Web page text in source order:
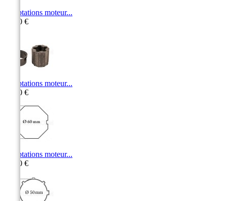
Adaptations moteur...
30,50 €
Adaptations moteur...
14,30 €
Adaptations moteur...
10,60 €